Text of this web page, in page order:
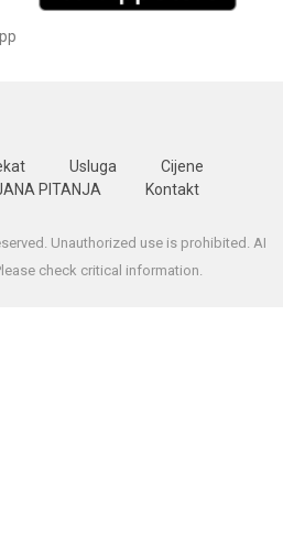
Usluga
Cijene
PITANJA
Kontakt
Unauthorized use is prohibited. AI
check critical information.